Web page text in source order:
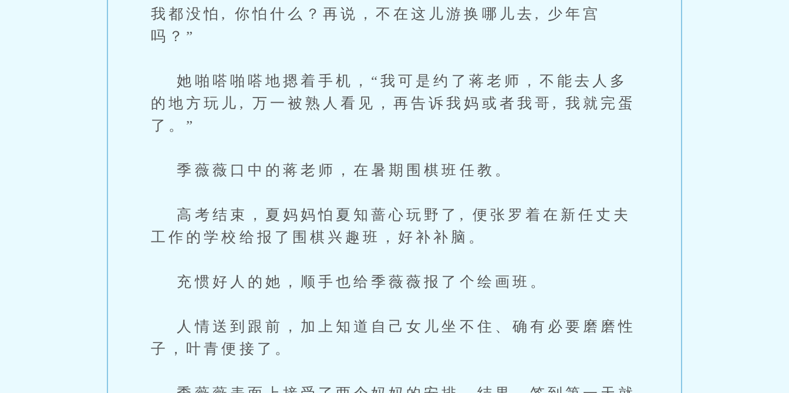
我都没怕, 你怕什么？再说，不在这儿游换哪儿去, 少年宫
吗？”
她啪嗒啪嗒地摁着手机，“我可是约了蒋老师，不能去人多
的地方玩儿, 万一被熟人看见，再告诉我妈或者我哥, 我就完蛋
了。”
季薇薇口中的蒋老师，在暑期围棋班任教。
高考结束，夏妈妈怕夏知蔷心玩野了, 便张罗着在新任丈夫
工作的学校给报了围棋兴趣班，好补补脑。
充惯好人的她，顺手也给季薇薇报了个绘画班。
人情送到跟前，加上知道自己女儿坐不住、确有必要磨磨性
子，叶青便接了。